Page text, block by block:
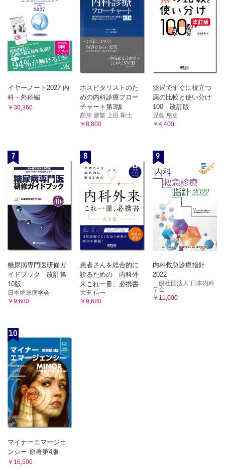
2 治療効果の評価
(2) 新薬はその欠点をどのように補完できるか
1 分子標的薬
2 JAK阻害薬
3 ホスホジエステラーゼ4（PDE4）酵素阻害薬
4 非ステロイド系抗炎症薬
(3) 新薬によってどのような治療のパラダイムシフトが生
1 第一選択薬の選択肢拡大に伴う患者および医師双方に
おける治療意欲の向上
2 難治例に対する代替治療法の拡充─臨床経過の短縮へ
5 長期寛解維持への期待
(4) 現時点におけるベストな治療は何か
第6章 アトピーをめぐる最近のトピックス
1 皮膚常在菌を標的とした新規治療
(1) はじめに
(2) 正常の皮膚常在微生物叢とその特徴
(3) アトピー性皮膚炎と皮膚常在細菌叢の異常
(4) 皮膚常在菌をターゲットとしたアトピー性皮膚炎治療
2 抗菌ペプチドによる治療の可能性
(1) 抗菌ペプチドの概念と発見の経緯
(2) 疾患形成における抗菌ペプチドの作用
(3) アトピー性皮膚炎における宿主由来抗菌ペプチド発現
(6) おわりに
Columm アトピー性皮膚炎とPDE4阻害薬
3 衛生仮説とは
(1) はじめに
(2) 衛生仮説の歴史的変遷
(3) マイクロバイオームと喘息の関係
(4) 動物実験からの検証
(5) 環境湿度の影響
(7) おわりに
Columm アトピー性皮膚炎と肥満
4 外因性・内因性アトピー性皮膚炎
イヤーノート2027 内
科・外科編
￥30,360
ホスピタリストのた
めの内科診療フロー
チャート第3版
髙岸 勝繁 上田 剛士
￥8,800
薬局ですぐに役立つ
薬の比較と使い分け
100 改訂版
児島 悠史
￥4,400
7
糖尿病専門医研修ガ
イドブック 改訂第
10版
日本糖尿病学会
￥9,680
8
患者さんを総合的に
診るための 内科外
来これ一冊、必携書
大玉 信一
￥9,680
9
内科救急診療指針
2022
一般社団法人 日本内科
学会...
￥11,000
10
マイナーエマージェ
ンシー 原著第4版
￥16,500